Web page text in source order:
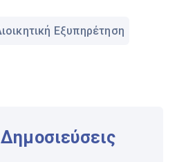
Εξυπηρέτηση